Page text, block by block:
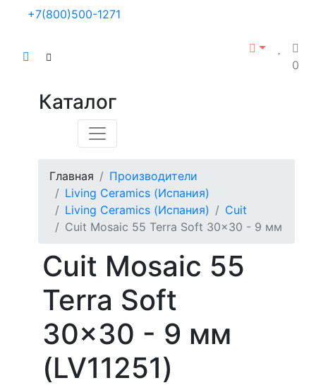
+7(800)500-1271
0
Каталог
Главная
Производители
Living Ceramics (Испания)
Living Ceramics (Испания)
Cuit
Cuit Mosaic 55 Terra Soft 30x30 - 9 мм
Cuit Mosaic 55
Terra Soft
30x30 - 9 мм
(LV11251)